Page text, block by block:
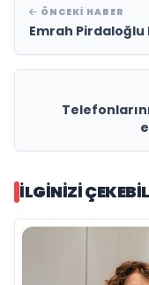
ÖNCEKI HABER
Emrah Pirdaloğlu
İLGINIZI